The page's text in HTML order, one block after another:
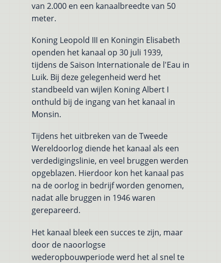
van 2.000 en een kanaalbreedte van 50
meter.
Koning Leopold III en Koningin Elisabeth
openden het kanaal op 30 juli 1939,
tijdens de Saison Internationale de l'Eau in
Luik. Bij deze gelegenheid werd het
standbeeld van wijlen Koning Albert I
onthuld bij de ingang van het kanaal in
Monsin.
Tijdens het uitbreken van de Tweede
Wereldoorlog diende het kanaal als een
verdedigingslinie, en veel bruggen werden
opgeblazen. Hierdoor kon het kanaal pas
na de oorlog in bedrijf worden genomen,
nadat alle bruggen in 1946 waren
gerepareerd.
Het kanaal bleek een succes te zijn, maar
door de naoorlogse
wederopbouwperiode werd het al snel te